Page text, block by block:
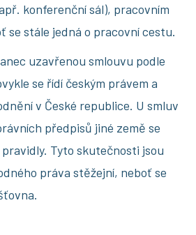
konferenční sál), pracovním
se stále jedná o pracovní cestu.
uzavřenou smlouvu podle
se řídí českým právem a
v České republice. U smluv
předpisů jiné země se
Tyto skutečnosti jsou
práva stěžejní, neboť se